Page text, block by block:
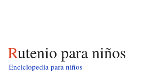
Rutenio para niños
Enciclopedia para niños